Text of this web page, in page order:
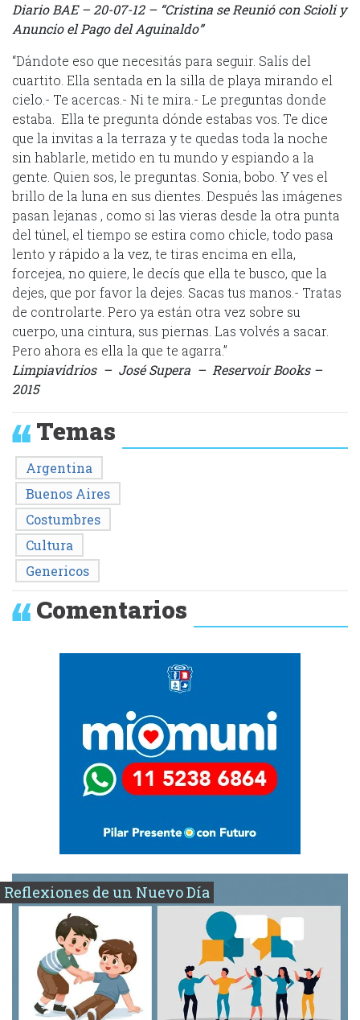
Diario BAE – 20-07-12 – “Cristina se Reunió con Scioli y
Anuncio el Pago del Aguinaldo”
“Dándote eso que necesitás para seguir. Salís del
cuartito. Ella sentada en la silla de playa mirando el
cielo.- Te acercas.- Ni te mira.- Le preguntas donde
estaba. Ella te pregunta dónde estabas vos. Te dice
que la invitas a la terraza y te quedas toda la noche
sin hablarle, metido en tu mundo y espiando a la
gente. Quien sos, le preguntas. Sonia, bobo. Y ves el
brillo de la luna en sus dientes. Después las imágenes
pasan lejanas , como si las vieras desde la otra punta
del túnel, el tiempo se estira como chicle, todo pasa
lento y rápido a la vez, te tiras encima en ella,
forcejea, no quiere, le decís que ella te busco, que la
dejes, que por favor la dejes. Sacas tus manos.- Tratas
de controlarte. Pero ya están otra vez sobre su
cuerpo, una cintura, sus piernas. Las volvés a sacar.
Pero ahora es ella la que te agarra.”
Limpiavidrios – José Supera – Reservoir Books –
2015
Temas
Argentina
Buenos Aires
Costumbres
Cultura
Genericos
Comentarios
Reflexiones de un Nuevo Día